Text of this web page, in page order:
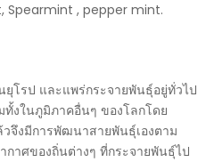
Spearmint , pepper mint.
โรป และแพร่กระจายพันธุ์อยู่ทั่วไป
ทั้งในภูมิภาคอื่นๆ ของโลกโดย
จึงมีการพัฒนาสายพันธุ์เองตาม
าศของถิ่นต่างๆ ที่กระจายพันธุ์ไป